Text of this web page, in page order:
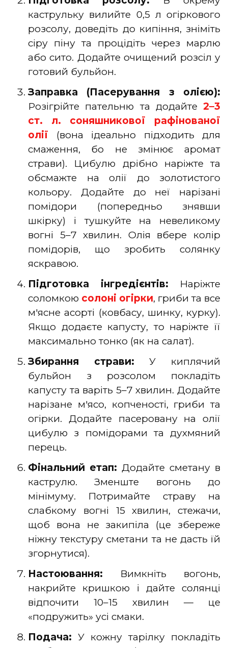
каструльку вилийте 0,5 л огіркового
розсолу, доведіть до кипіння, зніміть
сіру піну та процідіть через марлю
або сито. Додайте очищений розсіл у
готовий бульйон.
Заправка (Пасерування з олією):
Розігрійте пательню та додайте 2–3
ст. л. соняшникової рафінованої
олії (вона ідеально підходить для
смаження, бо не змінює аромат
страви). Цибулю дрібно наріжте та
обсмажте на олії до золотистого
кольору. Додайте до неї нарізані
помідори (попередньо знявши
шкірку) і тушкуйте на невеликому
вогні 5–7 хвилин. Олія вбере колір
помідорів, що зробить солянку
яскравою.
Підготовка інгредієнтів: Наріжте
соломкою солоні огірки, гриби та все
м'ясне асорті (ковбасу, шинку, курку).
Якщо додаєте капусту, то наріжте її
максимально тонко (як на салат).
Збирання страви:У киплячий
бульйон з розсолом покладіть
капусту та варіть 5–7 хвилин. Додайте
нарізане м'ясо, копченості, гриби та
огірки. Додайте пасеровану на олії
цибулю з помідорами та духмяний
перець.
Фінальний етап: Додайте сметану в
каструлю. Зменште вогонь до
мінімуму. Потримайте страву на
слабкому вогні 15 хвилин, стежачи,
щоб вона не закипіла (це збереже
ніжну текстуру сметани та не дасть їй
згорнутися).
Настоювання: Вимкніть вогонь,
накрийте кришкою і дайте солянці
відпочити 10–15 хвилин — це
«подружить» усі смаки.
Подача: У кожну тарілку покладіть